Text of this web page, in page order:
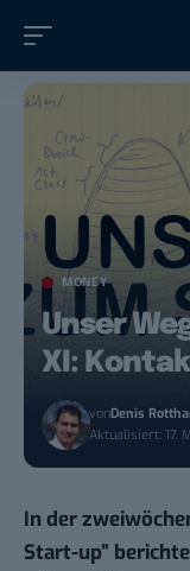
MONEY
Unser
XI:
vonDenis
Aktualisiert: 17.
In der
Start-up”